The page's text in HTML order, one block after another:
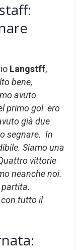
Langstff,
bene,
avuto
primo gol ero
già due
segnare. In
Siamo una
vittorie
neanche noi.
partita.
con tutto il